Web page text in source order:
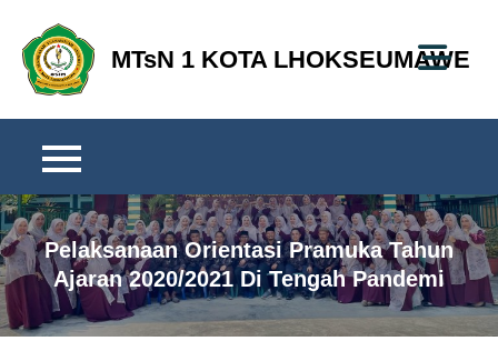
content
MTsN 1 KOTA LHOKSEUMAWE
Pelaksanaan Orientasi Pramuka Tahun
Ajaran 2020/2021 Di Tengah Pandemi